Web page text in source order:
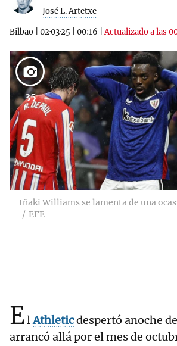
José L. Artetxe
Bilbao 02·03·25 00:16 |Actualizado a las
35
Iñaki Williams se lamenta de una
EFE
ElAthleticdespertó anoche
arrancó allá por el mes de